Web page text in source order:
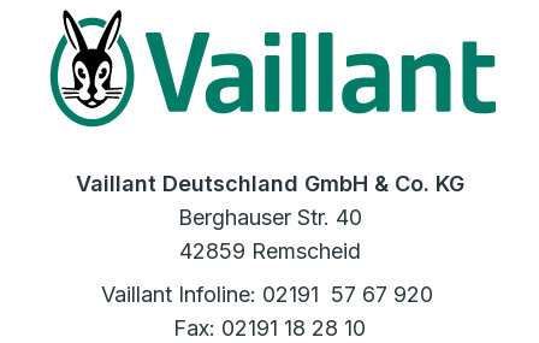
Vaillant Deutschland GmbH & Co. KG
Berghauser Str. 40
42859 Remscheid
Vaillant Infoline: 02191 57 67 920
Fax: 02191 18 28 10